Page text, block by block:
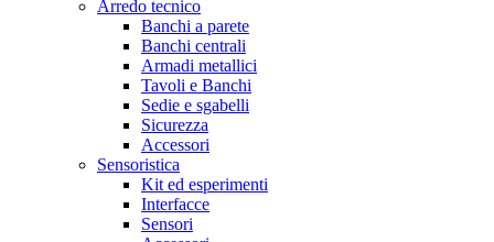
Arredo tecnico
Banchi a parete
Banchi centrali
Armadi metallici
Tavoli e Banchi
Sedie e sgabelli
Sicurezza
Accessori
Sensoristica
Kit ed esperimenti
Interfacce
Sensori